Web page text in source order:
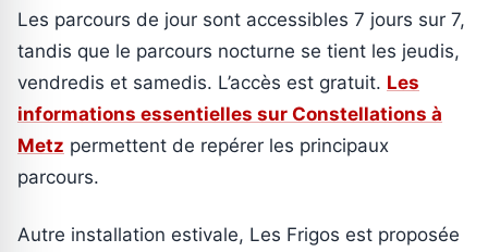
Les parcours de jour sont accessibles 7 jours sur 7,
tandis que le parcours nocturne se tient les jeudis,
vendredis et samedis. L’accès est gratuit. Les
informations essentielles sur Constellations à
Metz permettent de repérer les principaux
parcours.
Autre installation estivale, Les Frigos est proposée